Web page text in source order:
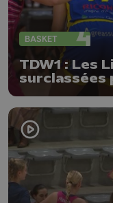
BASKET
TDW1 : Les
surclassées